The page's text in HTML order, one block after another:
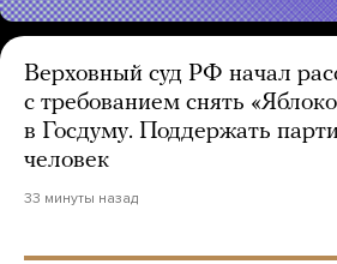
Верховный суд РФ начал
с требованием снять
в Госдуму. Поддержать
человек
33 минуты назад